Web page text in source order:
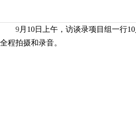
9月10日上午，访谈录项目组一行10
全程拍摄和录音。